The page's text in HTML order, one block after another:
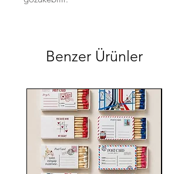
Benzer Ürünler